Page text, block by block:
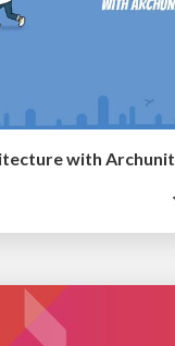
with Archunit